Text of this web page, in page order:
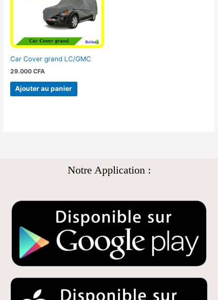
Car Cover grand LC/GMC
29.000CFA
Ajouter au panier
Notre Application :